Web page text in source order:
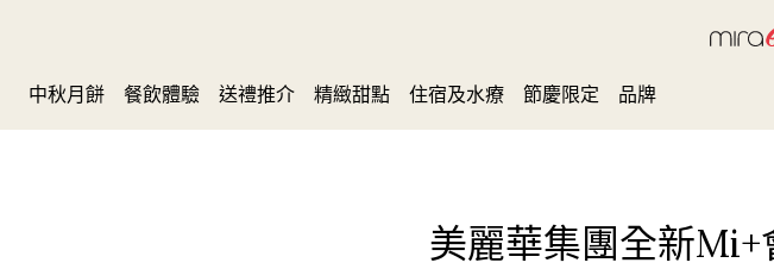
中秋月餅 餐飲體驗 送禮推介 精緻甜點 住宿及水療 節慶限定 品牌
美麗華集團全新